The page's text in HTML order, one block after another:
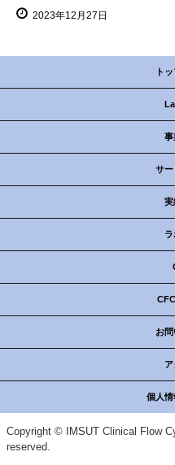
2023年12月27日
ト
事
サー
実
お
個人
Copyright © IMSUT Clinical Flow
reserved.